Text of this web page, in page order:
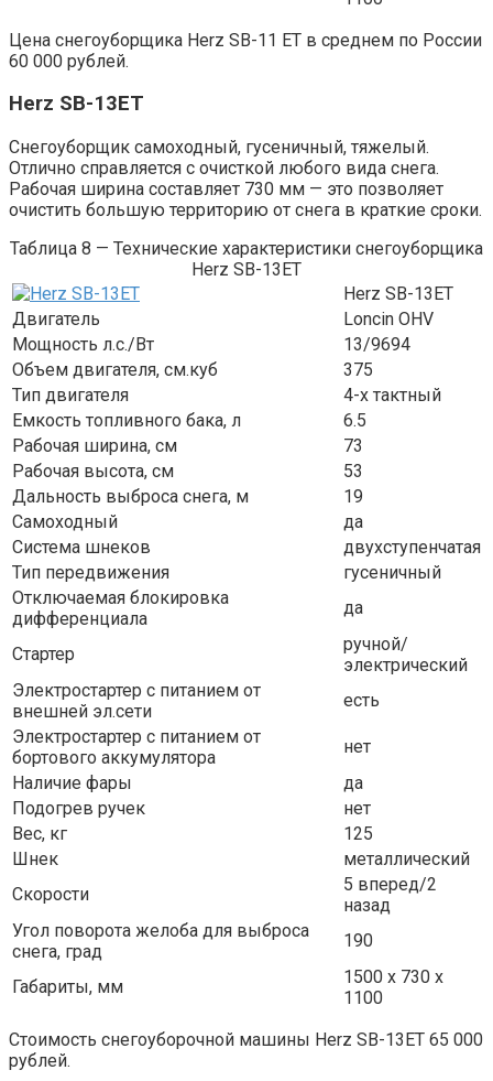
Цена снегоуборщика Herz SB-11 ET в среднем по России
60 000 рублей.
Herz SB-13ET
Снегоуборщик самоходный, гусеничный, тяжелый.
Отлично справляется с очисткой любого вида снега.
Рабочая ширина составляет 730 мм — это позволяет
очистить большую территорию от снега в краткие сроки.
Таблица 8 — Технические характеристики снегоуборщика
Herz SB-13ET
Herz SB-13ET
Двигатель
Loncin OHV
Мощность л.с./Вт
13/9694
Объем двигателя, см.куб
375
Тип двигателя
4-х тактный
Емкость топливного бака, л
6.5
Рабочая ширина, см
73
Рабочая высота, см
53
Дальность выброса снега, м
19
Самоходный
да
Система шнеков
двухступенчатая
Тип передвижения
гусеничный
Отключаемая блокировка
дифференциала
да
Стартер
ручной/
электрический
Электростартер с питанием от
внешней эл.сети
есть
Электростартер с питанием от
бортового аккумулятора
нет
Наличие фары
да
Подогрев ручек
нет
Вес, кг
125
Шнек
металлический
Скорости
5 вперед/2
назад
Угол поворота желоба для выброса
снега, град
190
Габариты, мм
1500 х 730 х
1100
Стоимость снегоуборочной машины Herz SB-13ET 65 000
рублей.